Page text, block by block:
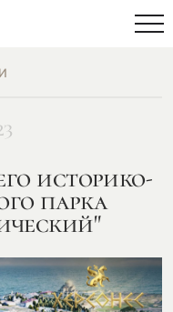
историко-
парка